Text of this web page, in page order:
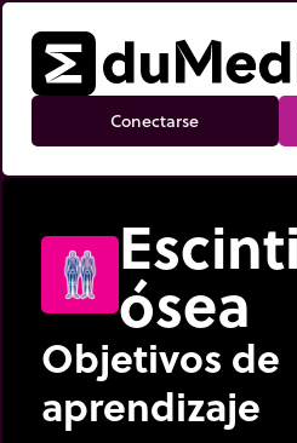
Conectarse
ósea
Objetivos de
aprendizaje